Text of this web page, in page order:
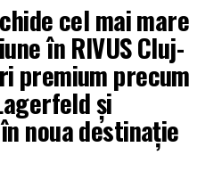
cel mai mare
în RIVUS Cluj-
premium precum
și
noua destinație